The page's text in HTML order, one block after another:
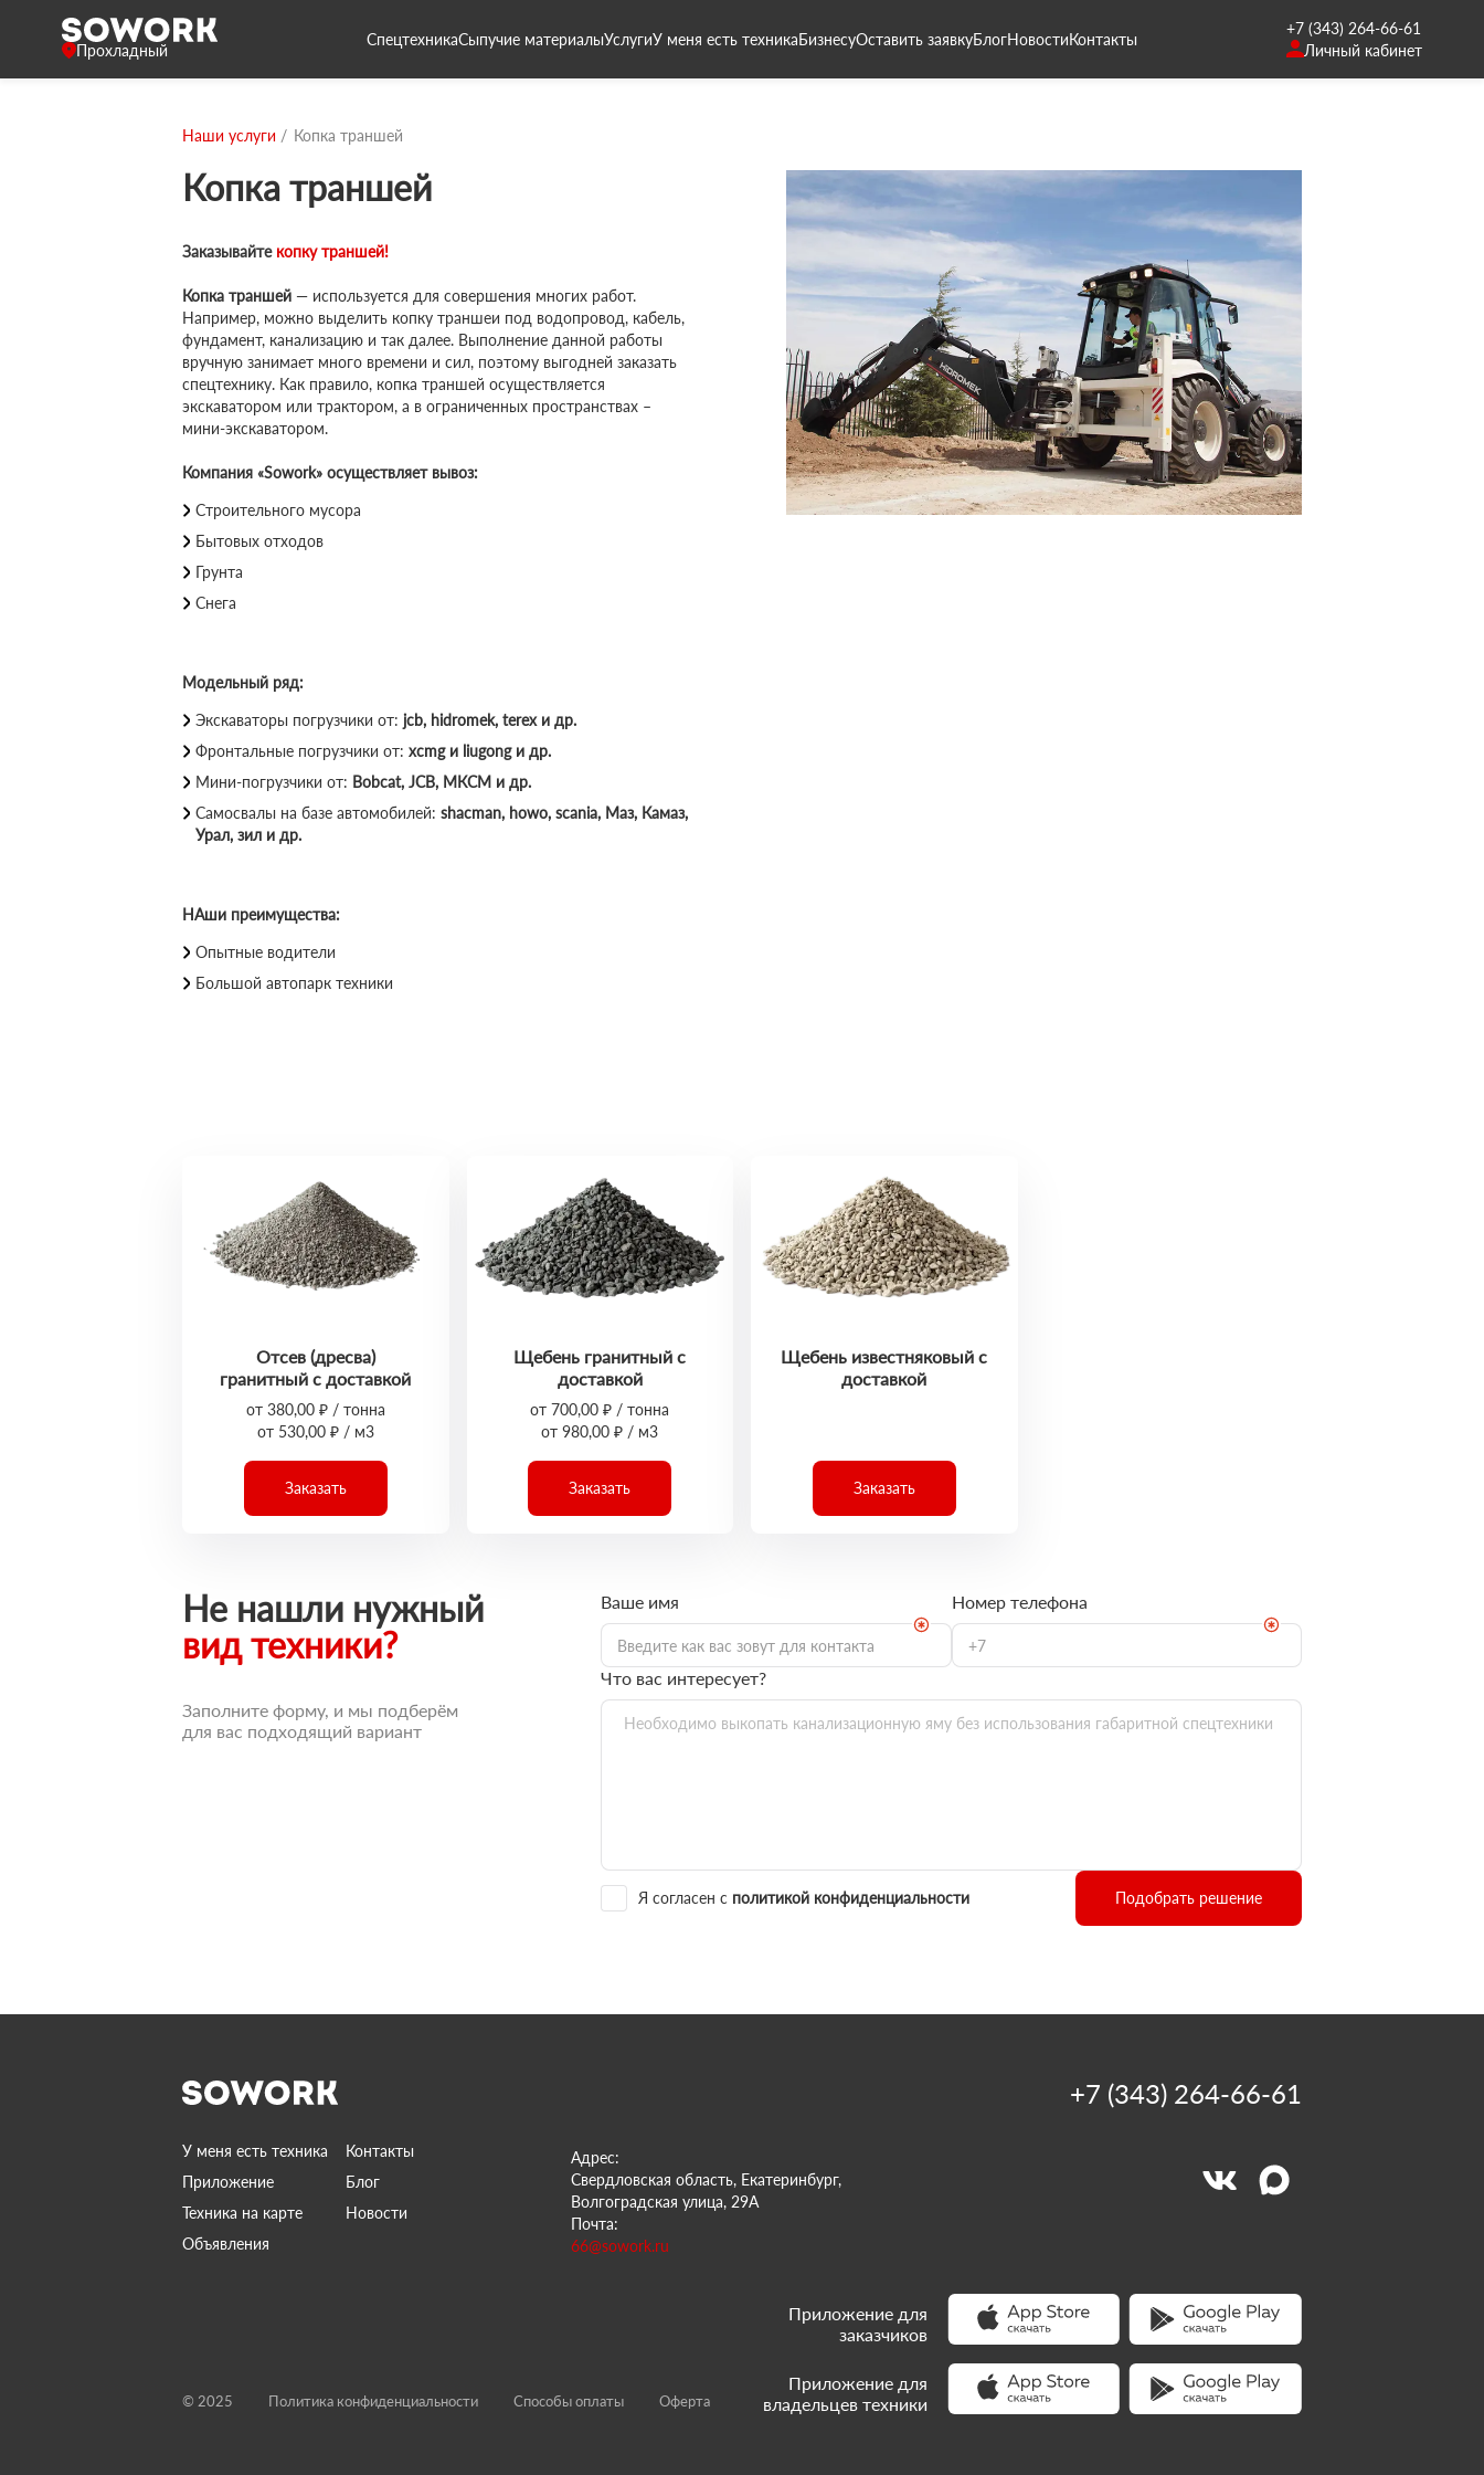
Прохладный
СпецтехникаСыпучие материалыУслугиУ меня есть техникаБизнесуОставить заявкуБлогНовостиКонтакты
+7 (343) 264-66-61
Личный кабинет
Наши услуги Копка траншей
Копка траншей
Заказывайте копку траншей!
Копка траншей — используется для совершения многих работ.
Например, можно выделить копку траншеи под водопровод, кабель,
фундамент, канализацию и так далее. Выполнение данной работы
вручную занимает много времени и сил, поэтому выгодней заказать
спецтехнику. Как правило, копка траншей осуществляется
экскаватором или трактором, а в ограниченных пространствах –
мини-экскаватором.
Компания «Sowork» осуществляет вывоз:
Строительного мусора
Бытовых отходов
Грунта
Снега
Модельный ряд:
Экскаваторы погрузчики от: jcb, hidromek, terex и др.
Фронтальные погрузчики от: xcmg и liugong и др.
Мини-погрузчики от: Bobcat, JCB, МКСМ и др.
Самосвалы на базе автомобилей: shacman, howo, scania, Маз, Камаз,
Урал, зил и др.
НАши преимущества:
Опытные водители
Большой автопарк техники
Отсев (дресва)
гранитный с доставкой
от 380,00 ₽ / тонна
от 530,00 ₽ / м3
Заказать
Щебень гранитный с
доставкой
от 700,00 ₽ / тонна
от 980,00 ₽ / м3
Заказать
Щебень известняковый с
доставкой
Заказать
Не нашли нужный
вид техники?
Заполните форму, и мы подберём
для вас подходящий вариант
Ваше имя Номер телефона
Что вас интересует?
Я согласен с политикой конфиденциальности Подобрать решение
У меня есть техника
Контакты
Приложение
Блог
Техника на карте
Новости
Объявления
Адрес:
Свердловская область, Екатеринбург,
Волгоградская улица, 29А
Почта:
66@sowork.ru
+7 (343) 264-66-61
© 2025 Политика конфиденциальности Способы оплаты Оферта
Приложение для
заказчиков
Приложение для
владельцев техники